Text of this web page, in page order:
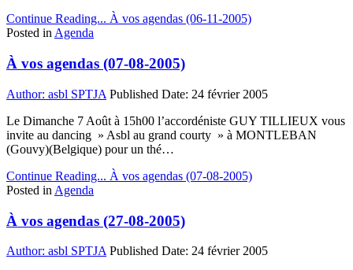
Continue Reading... À vos agendas (06-11-2005)
Posted in Agenda
À vos agendas (07-08-2005)
Author: asbl SPTJA Published Date: 24 février 2005
Le Dimanche 7 Août à 15h00 l’accordéniste GUY TILLIEUX vous
invite au dancing » Asbl au grand courty » à MONTLEBAN
(Gouvy)(Belgique) pour un thé…
Continue Reading... À vos agendas (07-08-2005)
Posted in Agenda
À vos agendas (27-08-2005)
Author: asbl SPTJA Published Date: 24 février 2005